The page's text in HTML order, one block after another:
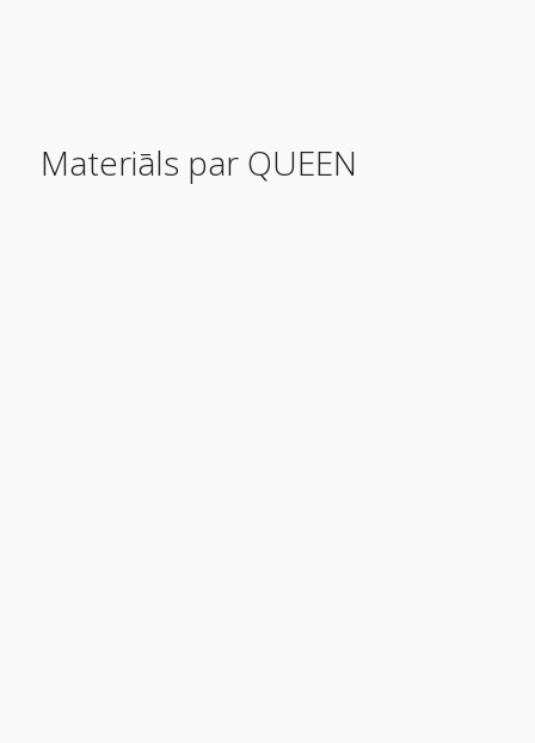
Materiāls par QUEEN